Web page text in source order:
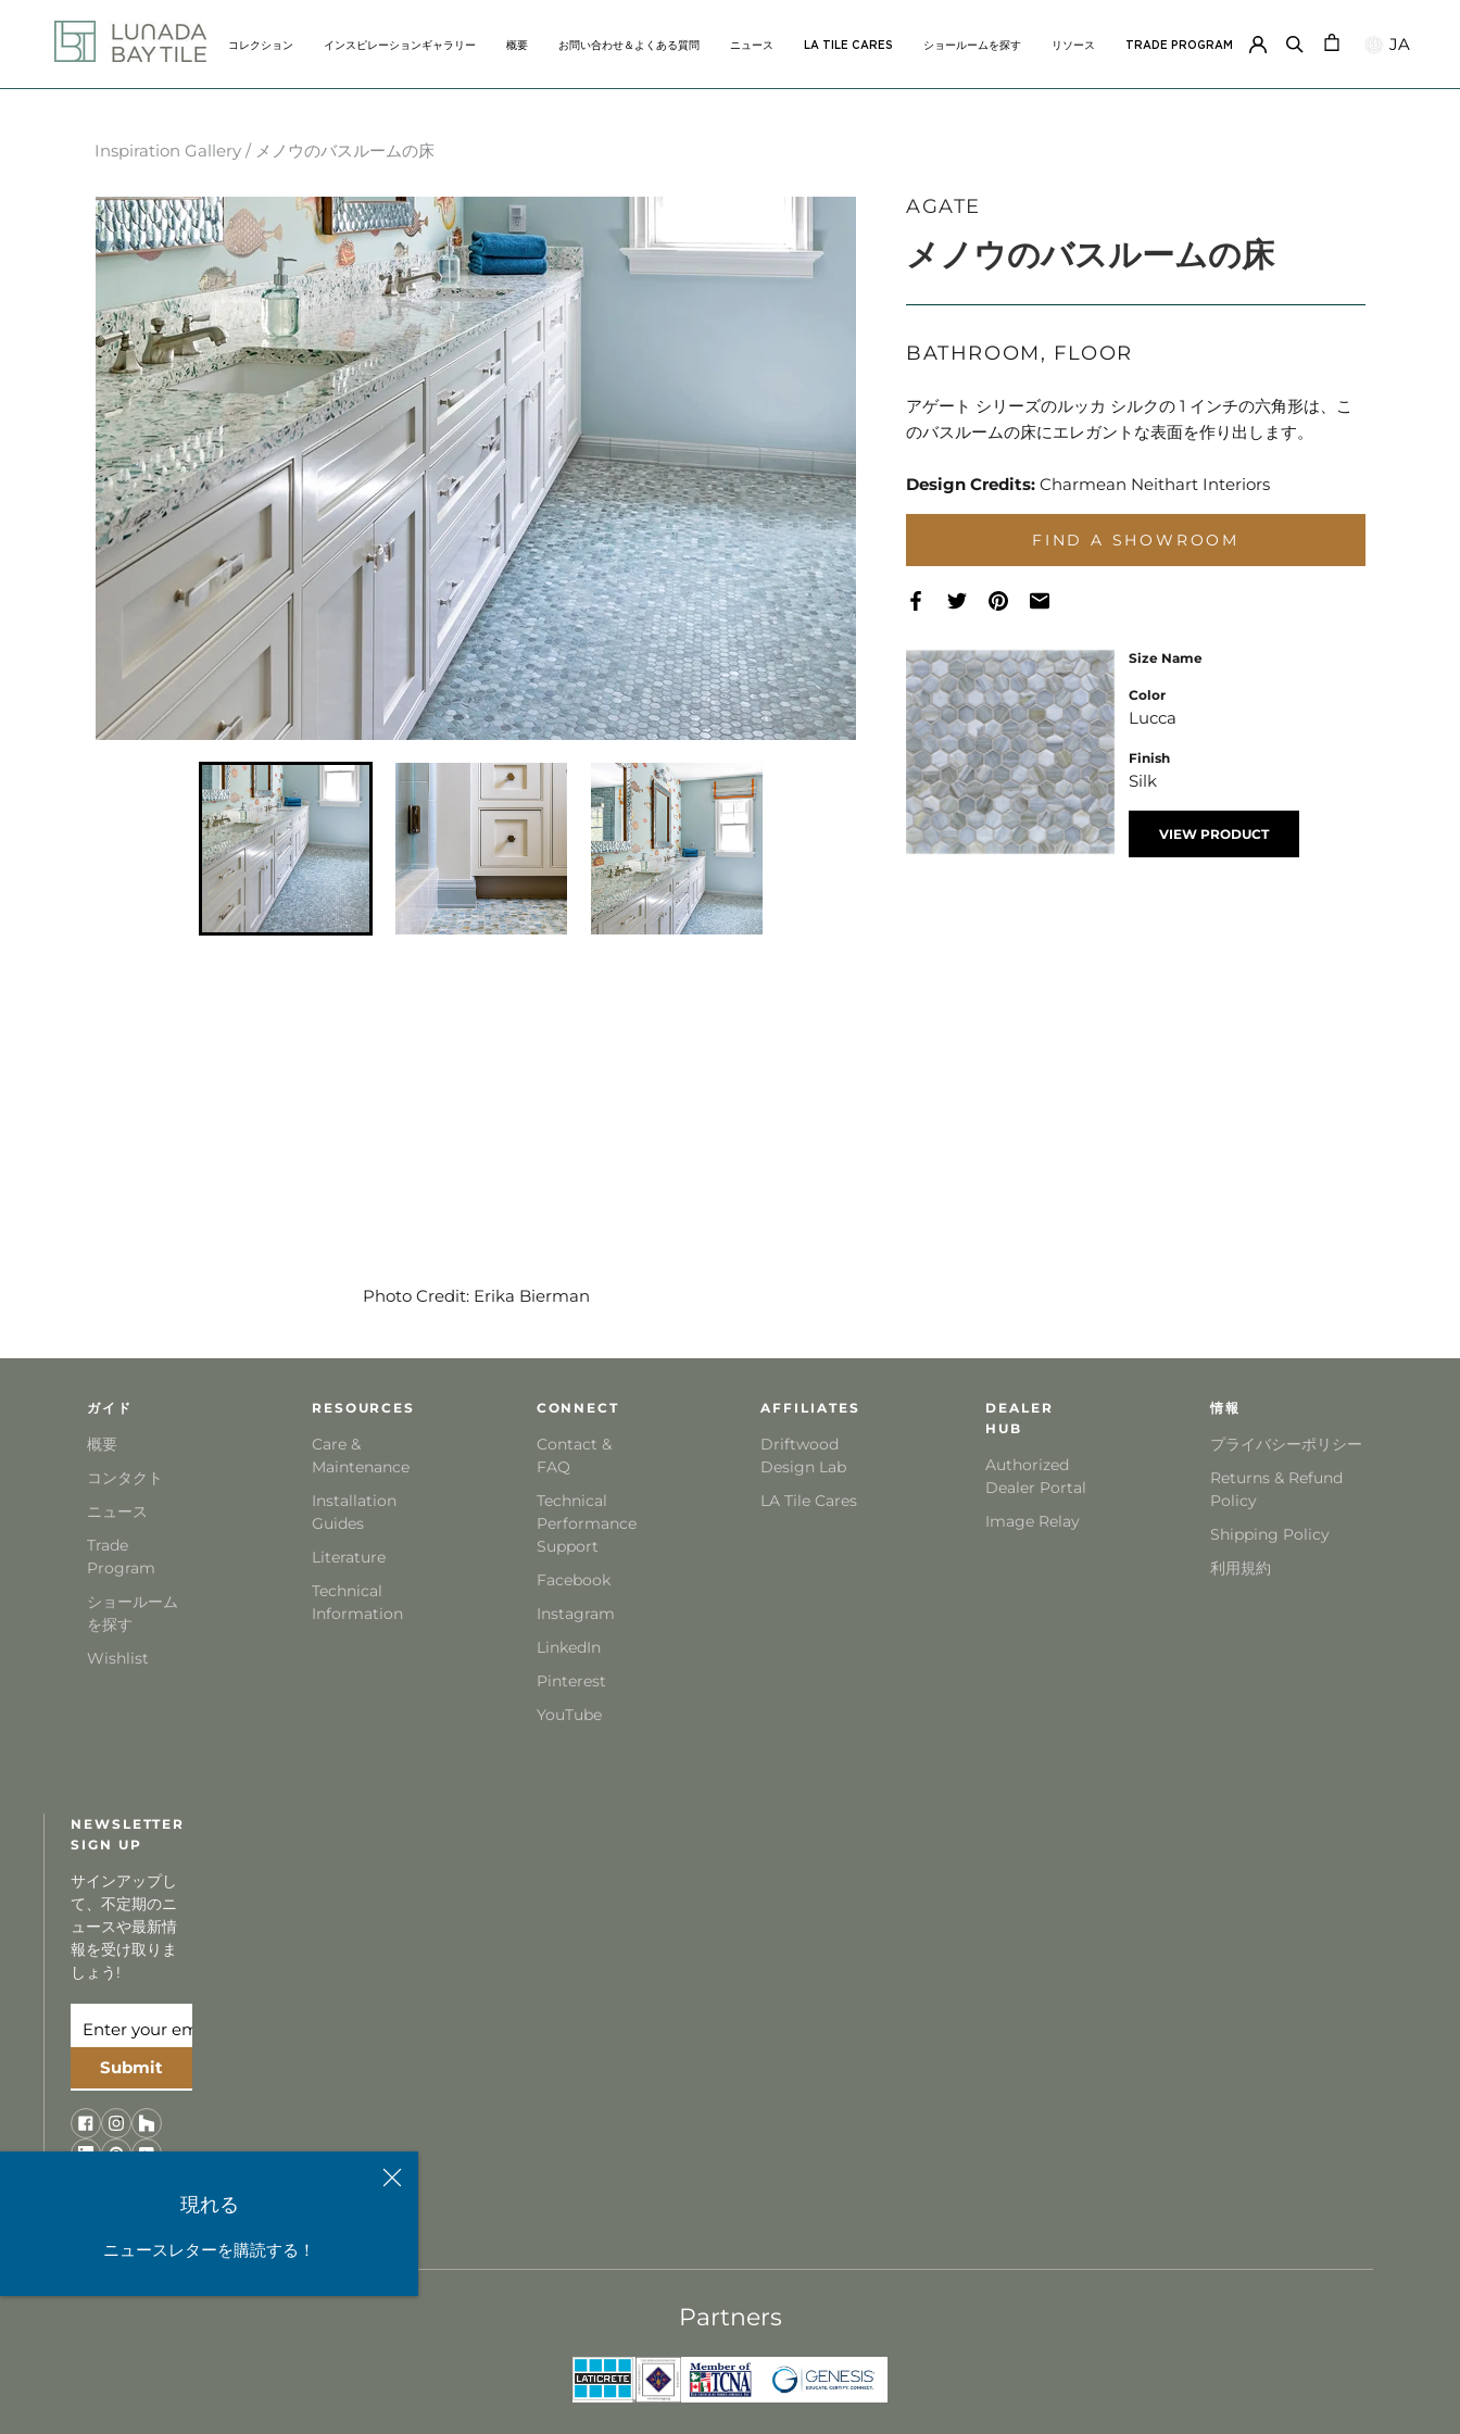
content
現れる
ニュースレターを購読する！
コレクション
インスピレーションギャラリー
概要
お問い合わせ＆よくある質問
ニュース
LA TILE CARES
ショールームを探す
リソース
TRADE PROGRAM
JA
Inspiration Gallery / メノウのバスルームの床
Photo Credit: Erika Bierman
AGATE
メノウのバスルームの床
BATHROOM, FLOOR
アゲート シリーズのルッカ シルクの 1 インチの六角形は、こ
のバスルームの床にエレガントな表面を作り出します。
Design Credits: Charmean Neithart Interiors
FIND A SHOWROOM
Finish
Silk
Size Name
Color
Lucca
VIEW PRODUCT
ガイド
概要
コンタクト
ニュース
Trade
Program
ショールーム
を探す
Wishlist
RESOURCES
Care &
Maintenance
Installation
Guides
Literature
Technical
Information
CONNECT
Contact &
FAQ
Technical
Performance
Support
Facebook
Instagram
LinkedIn
Pinterest
YouTube
AFFILIATES
Driftwood
Design Lab
LA Tile Cares
DEALER
HUB
Authorized
Dealer Portal
Image Relay
情報
プライバシーポリシー
Returns & Refund
Policy
Shipping Policy
利用規約
NEWSLETTER
SIGN UP
サインアップし
て、不定期のニ
ュースや最新情
報を受け取りま
しょう!
Submit
Partners